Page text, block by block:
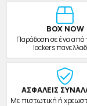
BOX NOW
Παράδοση σε ένα από
lockers
ΑΣΦΑΛΕΙΣ
Με πιστωτική ή